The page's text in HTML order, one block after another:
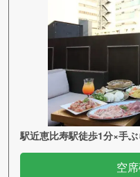
駅近恵比寿駅徒歩1分×手
空